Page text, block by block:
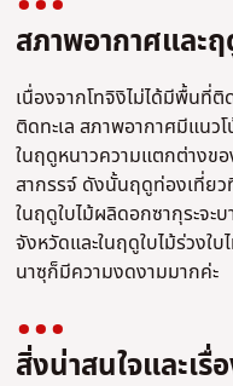
สภาพอากาศและ
เนื่องจากโทจิงิไม่ได้มีพื้นที่
ติดทะเล สภาพอากาศมีแนว
ในฤดูหนาวความแตกต่าง
สากรรจ์ ดังนั้นฤดูท่องเที่ยว
ในฤดูใบไม้ผลิดอกซากุระจะ
จังหวัดและในฤดูใบไม้ร่วงใ
นาซุก็มีความงดงามมากค่ะ
สิ่งน่าสนใจและเรื่